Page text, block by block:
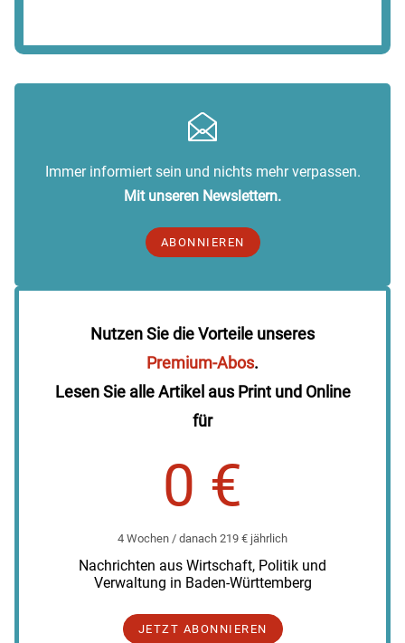
Immer informiert sein und nichts mehr verpassen.
Mit unseren Newslettern.
ABONNIEREN
Nutzen Sie die Vorteile unseres
Premium-Abos.
Lesen Sie alle Artikel aus Print und Online
für
0 €
4 Wochen / danach 219 € jährlich
Nachrichten aus Wirtschaft, Politik und
Verwaltung in Baden-Württemberg
JETZT ABONNIEREN